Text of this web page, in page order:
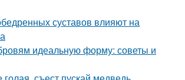
суставов влияют на
идеальную форму: советы и